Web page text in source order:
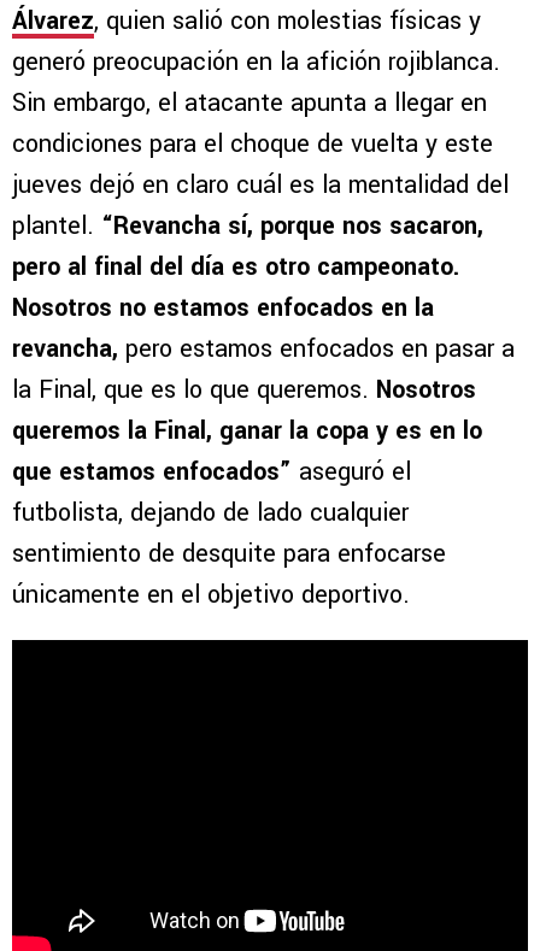
Álvarez, quien salió con molestias físicas y
generó preocupación en la afición rojiblanca.
Sin embargo, el atacante apunta a llegar en
condiciones para el choque de vuelta y este
jueves dejó en claro cuál es la mentalidad del
plantel. “Revancha sí, porque nos sacaron,
pero al final del día es otro campeonato.
Nosotros no estamos enfocados en la
revancha, pero estamos enfocados en pasar a
la Final, que es lo que queremos. Nosotros
queremos la Final, ganar la copa y es en lo
que estamos enfocados” aseguró el
futbolista, dejando de lado cualquier
sentimiento de desquite para enfocarse
únicamente en el objetivo deportivo.